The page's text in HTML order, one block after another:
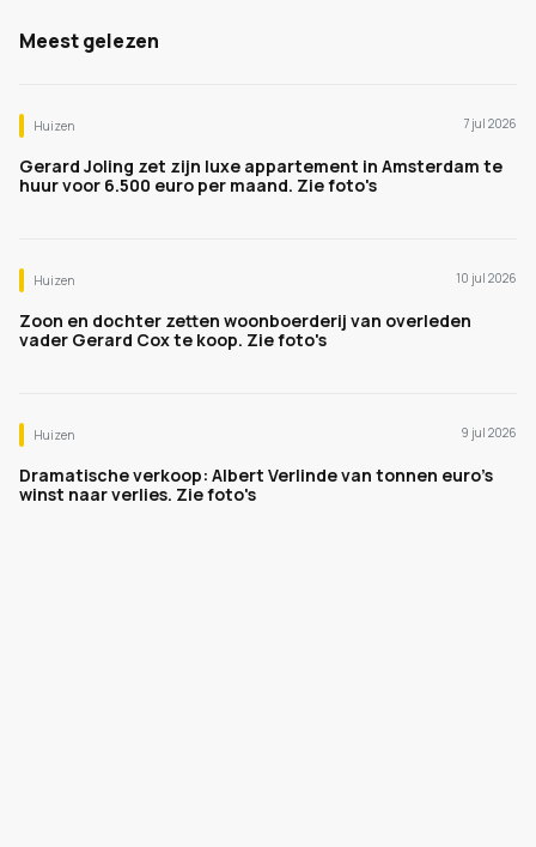
Meest gelezen
Huizen 7 jul 2026
Gerard Joling zet zijn luxe appartement in Amsterdam te
huur voor 6.500 euro per maand. Zie foto's
Huizen 10 jul 2026
Zoon en dochter zetten woonboerderij van overleden
vader Gerard Cox te koop. Zie foto's
Huizen 9 jul 2026
Dramatische verkoop: Albert Verlinde van tonnen euro's
winst naar verlies. Zie foto's